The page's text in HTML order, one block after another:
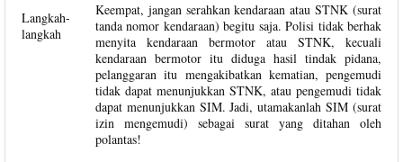
Langkah-
langkah
Keempat, jangan serahkan kendaraan atau STNK (surat
tanda nomor kendaraan) begitu saja. Polisi tidak berhak
menyita kendaraan bermotor atau STNK, kecuali
kendaraan bermotor itu diduga hasil tindak pidana,
pelanggaran itu mengakibatkan kematian, pengemudi
tidak dapat menunjukkan STNK, atau pengemudi tidak
dapat menunjukkan SIM. Jadi, utamakanlah SIM (surat
izin mengemudi) sebagai surat yang ditahan oleh
polantas!